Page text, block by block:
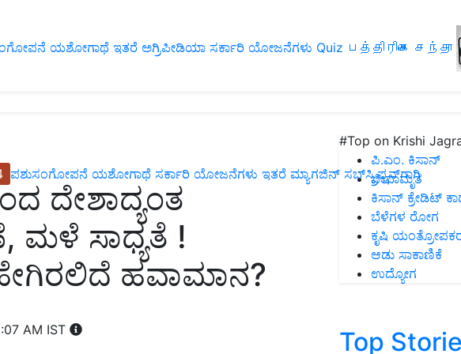
ಯಶೋಗಾಥೆ ಇತರೆ ಅಗ್ರಿಪೀಡಿಯಾ ಸರ್ಕಾರಿ ಯೋಜನೆಗಳು Quiz பத்திரிகை சந்தா
ಪಶುಸಂಗೋಪನೆ ಯಶೋಗಾಥೆ ಸರ್ಕಾರಿ ಯೋಜನೆಗಳು ಇತರೆ ಮ್ಯಾಗಜಿನ್‌ ಸಬ್‌ಸ್ಕ್ರಿಪ್ಷನ್‌ಗಾಗಿ
ದೇಶಾದ್ಯಂತ
ಮಳೆ ಸಾಧ್ಯತೆ !
ಹೇಗಿರಲಿದೆ ಹವಾಮಾನ?
AM IST
#Top on Krishi
ಪಿ.ಎಂ. ಕಿಸಾನ್
ಜೀವಾಮೃತ
ಕಿಸಾನ್ ಕ್ರೇಡಿಟ್
ಬೆಳೆಗಳ ರೋಗ
ಕೃಷಿ
ಆಡು ಸಾಕಾಣಿಕೆ
ಉದ್ಯೋಗ
Top